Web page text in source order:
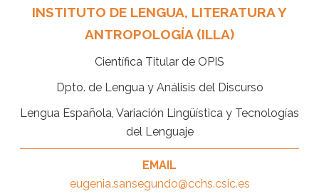
INSTITUTO DE LENGUA, LITERATURA Y
ANTROPOLOGÍA (ILLA)
Científica Titular de OPIS
Dpto. de Lengua y Análisis del Discurso
Lengua Española, Variación Lingüística y Tecnologías
del Lenguaje
EMAIL
eugenia.sansegundo@cchs.csic.es